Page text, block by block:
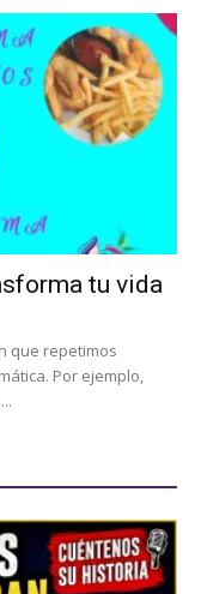
tu vida
que repetimos
Por ejemplo,